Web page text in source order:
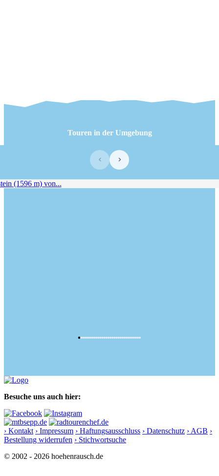
Touren in der Umgebung
‹ ›
Besuche uns auch hier:
› Kontakt › Impressum › Haftungsausschluss › Datenschutz › AGB ›
Bestellung widerrufen › Stichwortsuche
© 2002 - 2026 hoehenrausch.de